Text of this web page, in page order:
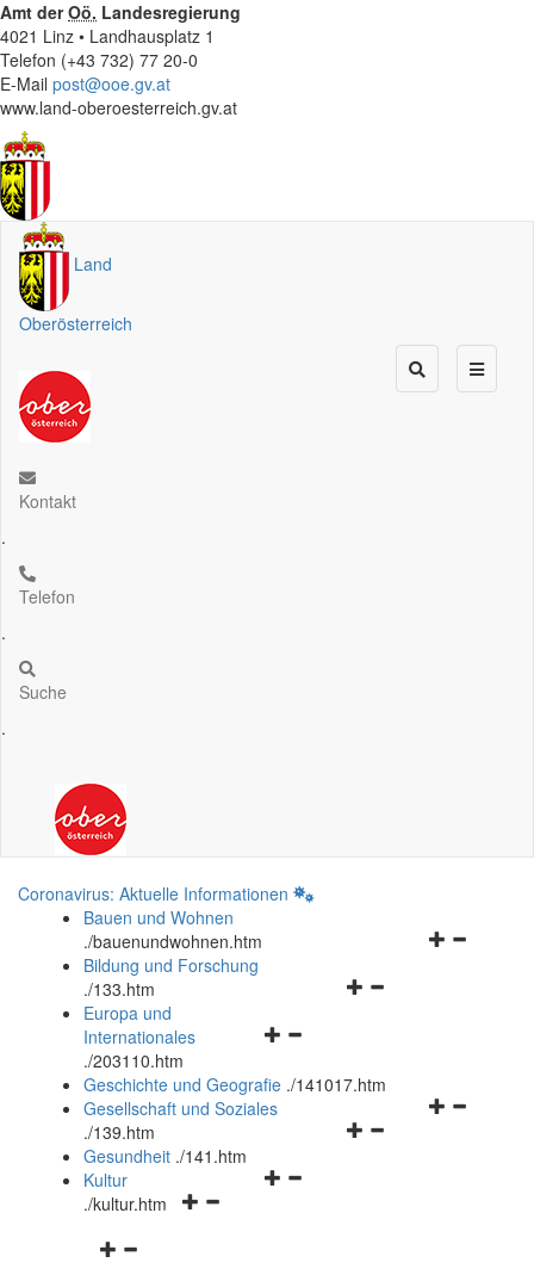
Amt derOö. Landesregierung
4021 Linz • Landhausplatz 1
Telefon (+43 732) 77 20-0
E-Mail post@ooe.gv.at
www.land-oberoesterreich.gv.at
Land
Oberösterreich
Kontakt
.
Telefon
.
Suche
.
Coronavirus: Aktuelle Informationen
Bauen und Wohnen
./bauenundwohnen.htm
Navigationsmenü
Bildung und Forschung
./133.htm
Navigationsmenü
und
schließen
Europa und
Internationales
./203110.htm
Geschichte und Geografie ./141017.htm
Navigationsmenü
Gesellschaft und Soziales
./139.htm
Navigationsmenü
Gesundheit ./141.htm
Navigationsmenü
Kultur
./kultur.htm
Navigationsmenü